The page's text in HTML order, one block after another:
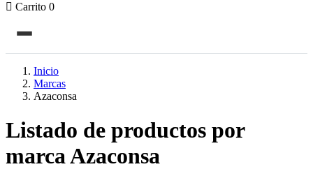
 Carrito 0
Inicio
Marcas
Azaconsa
Listado de productos por
marca Azaconsa